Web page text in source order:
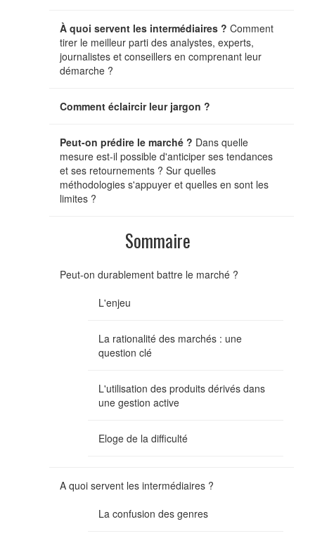
À quoi servent les intermédiaires ? Comment
tirer le meilleur parti des analystes, experts,
journalistes et conseillers en comprenant leur
démarche ?
Comment éclaircir leur jargon ?
Peut-on prédire le marché ? Dans quelle
mesure est-il possible d'anticiper ses tendances
et ses retournements ? Sur quelles
méthodologies s'appuyer et quelles en sont les
limites ?
Sommaire
Peut-on durablement battre le marché ?
L'enjeu
La rationalité des marchés : une
question clé
L'utilisation des produits dérivés dans
une gestion active
Eloge de la difficulté
A quoi servent les intermédiaires ?
La confusion des genres